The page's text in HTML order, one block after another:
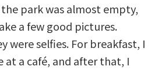
park was almost empty,
a few good pictures.
were selfies. For breakfast, I
at a café, and after that, I